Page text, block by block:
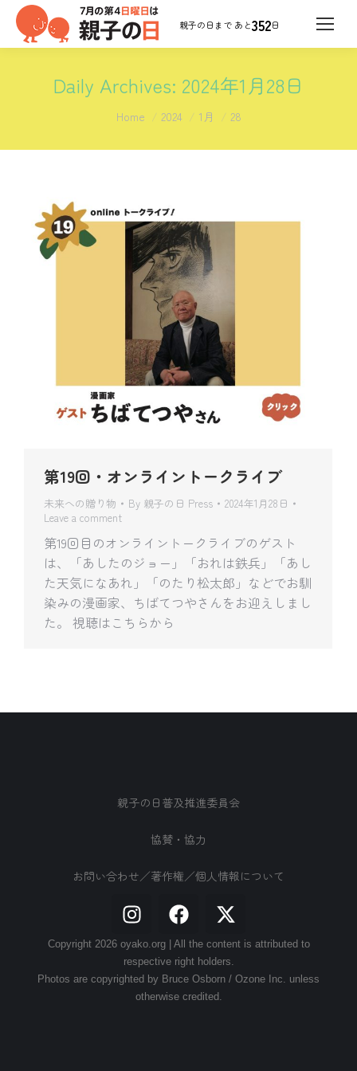
352日
Daily Archives: 2024年1月28日
You are here:
Home 2024 1月 28
第19回・オンライントークライブ
未来への贈り物 By 親子の日 Press
2024年1月28日
Leave a comment
第19回目のオンライントークライブのゲスト
は、「あしたのジョー」「おれは鉄兵」「あし
た天気になあれ」「のたり松太郎」などでお馴
染みの漫画家、ちばてつやさんをお迎えしまし
た。 視聴はこちらから
親子の日普及推進委員会
協賛・協力
お問い合わせ／著作権／個人情報について
Copyright 2026 oyako.org | All the content is attributed to
respective right holders.
Photos are copyrighted by Bruce Osborn / Ozone Inc. unless
otherwise credited.